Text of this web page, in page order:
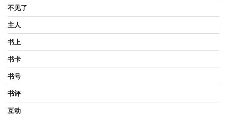
不见了
主人
书上
书卡
书号
书评
互动